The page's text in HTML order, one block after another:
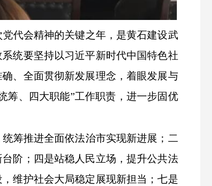
代会精神的关键之年，是黄石建设武
统要坚持以习近平新时代中国特色社
、全面贯彻新发展理念，着眼发展与
筹、四大职能”工作职责，进一步固优
筹推进全面依法治市实现新进展；二
阶；四是站稳人民立场，提升公共法
维护社会大局稳定展现新担当；七是